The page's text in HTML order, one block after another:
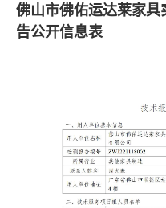
佛山市佛佑运达莱家
告公开信息表